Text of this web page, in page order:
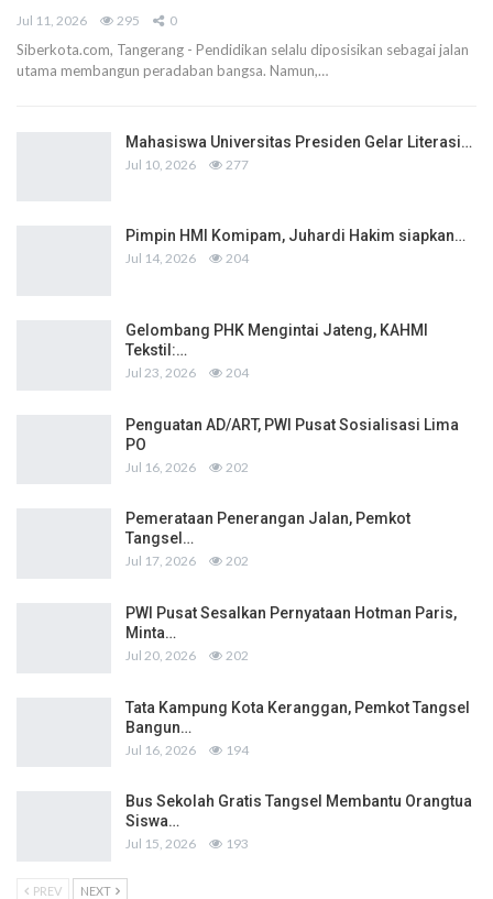
Jul 11, 2026 295 0
Siberkota.com, Tangerang - Pendidikan selalu diposisikan sebagai jalan
utama membangun peradaban bangsa. Namun,…
Mahasiswa Universitas Presiden Gelar Literasi…
Jul 10, 2026 277
Pimpin HMI Komipam, Juhardi Hakim siapkan…
Jul 14, 2026 204
Gelombang PHK Mengintai Jateng, KAHMI
Tekstil:…
Jul 23, 2026 204
Penguatan AD/ART, PWI Pusat Sosialisasi Lima
PO
Jul 16, 2026 202
Pemerataan Penerangan Jalan, Pemkot
Tangsel…
Jul 17, 2026 202
PWI Pusat Sesalkan Pernyataan Hotman Paris,
Minta…
Jul 20, 2026 202
Tata Kampung Kota Keranggan, Pemkot Tangsel
Bangun…
Jul 16, 2026 194
Bus Sekolah Gratis Tangsel Membantu Orangtua
Siswa…
Jul 15, 2026 193
PREV NEXT